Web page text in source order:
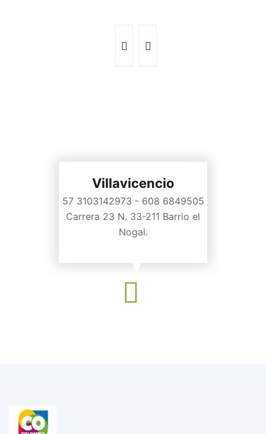
Villavicencio
57 3103142973 - 608 6849505
Carrera 23 N. 33-211 Barrio el
Nogal.